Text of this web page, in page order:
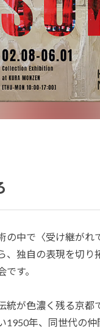
の中で〈受け継が
、独自の表現を切
す。
統が色濃く残る京
1950年、同世代の